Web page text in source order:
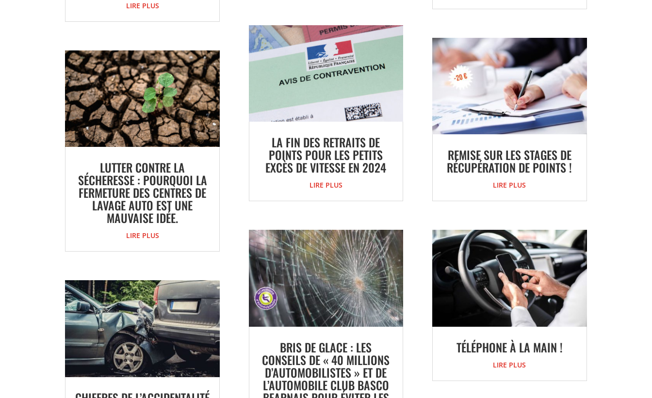
LIRE PLUS
LUTTER CONTRE LA
SÉCHERESSE : POURQUOI LA
FERMETURE DES CENTRES DE
LAVAGE AUTO EST UNE
MAUVAISE IDÉE.
LIRE PLUS
LA FIN DES RETRAITS DE
POINTS POUR LES PETITS
EXCÈS DE VITESSE EN 2024
LIRE PLUS
BRIS DE GLACE : LES
CONSEILS DE « 40 MILLIONS
D’AUTOMOBILISTES » ET DE
L’AUTOMOBILE CLUB BASCO
REMISE SUR LES STAGES DE
RÉCUPÉRATION DE POINTS !
LIRE PLUS
TÉLÉPHONE À LA MAIN !
LIRE PLUS